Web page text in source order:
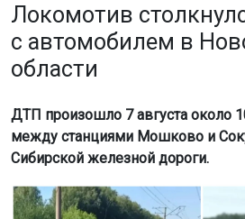
Локомотив
с автомобилем в
области
ДТП произошло 7 августа около
между станциями Мошково и
Сибирской железной дороги.